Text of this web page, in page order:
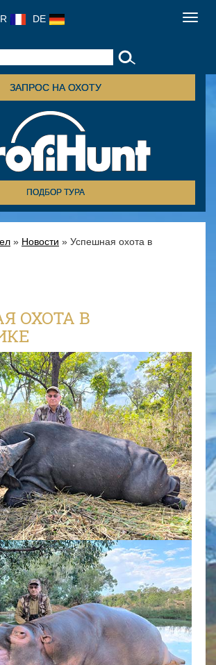
DE
ЗАПРОС НА ОХОТУ
ПОДБОР ТУРА
» Новости » Успешная охота в
ОХОТА В